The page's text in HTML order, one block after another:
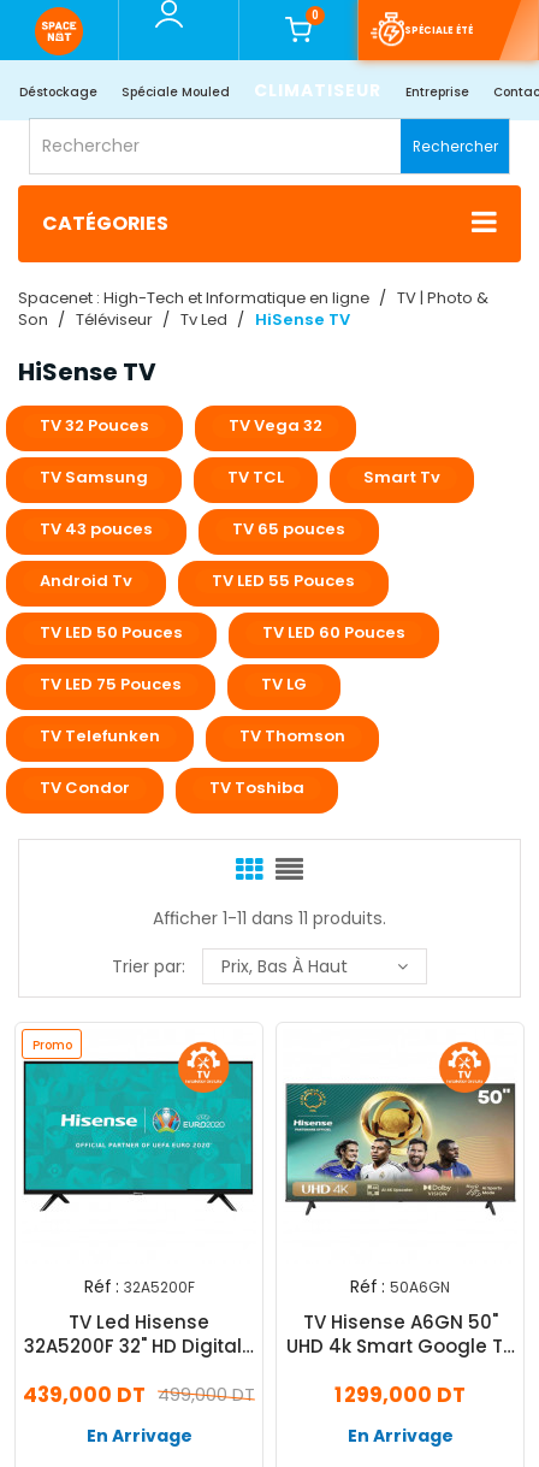
0
SPÉCIALE ÉTÉ
Déstockage Spéciale Mouled CLIMATISEUR Entreprise
Rechercher
CATÉGORIES
Spacenet : High-Tech et Informatique en ligne
TV | Photo &
Son
Téléviseur Tv Led HiSense TV
HiSense TV
TV 32 Pouces TV Vega 32
TV Samsung TV TCL Smart Tv
TV 43 pouces TV 65 pouces
Android Tv TV LED 55 Pouces
TV LED 50 Pouces TV LED 60 Pouces
TV LED 75 Pouces TV LG
TV Telefunken TV Thomson
TV Condor TV Toshiba
Afficher 1-11 dans 11 produits.
Trier par:
Prix, Bas À Haut
Promo
Réf : 32A5200F
TV Led Hisense
32A5200F 32" HD Digitale
499,000 DT
439,000 DT
En Arrivage
Réf : 50A6GN
TV Hisense A6GN 50"
UHD 4k Smart Google Tv
1 299,000 DT
En Arrivage